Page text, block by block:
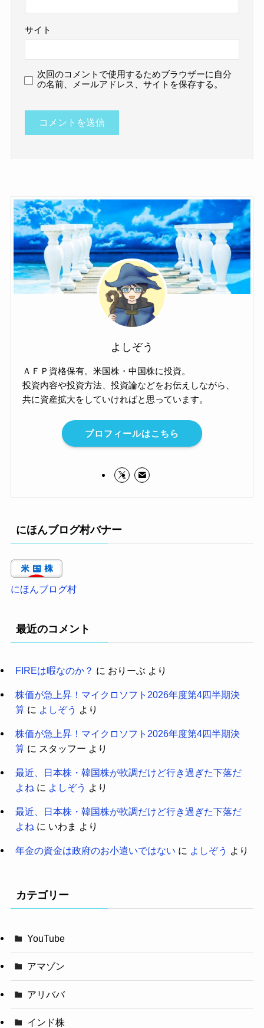
サイト
次回のコメントで使用するためブラウザーに自分
の名前、メールアドレス、サイトを保存する。
よしぞう
ＡＦＰ資格保有。米国株・中国株に投資。
投資内容や投資方法、投資論などをお伝えしながら、
共に資産拡大をしていければと思っています。
プロフィールはこちら
にほんブログ村バナー
にほんブログ村
最近のコメント
FIREは暇なのか？ に おりーぶ より
株価が急上昇！マイクロソフト2026年度第4四半期決
算に よしぞう より
株価が急上昇！マイクロソフト2026年度第4四半期決
算に スタッフー より
最近、日本株・韓国株が軟調だけど行き過ぎた下落だ
よね に よしぞう より
最近、日本株・韓国株が軟調だけど行き過ぎた下落だ
よね に いわま より
年金の資金は政府のお小遣いではない に よしぞう より
カテゴリー
YouTube
アマゾン
アリババ
インド株